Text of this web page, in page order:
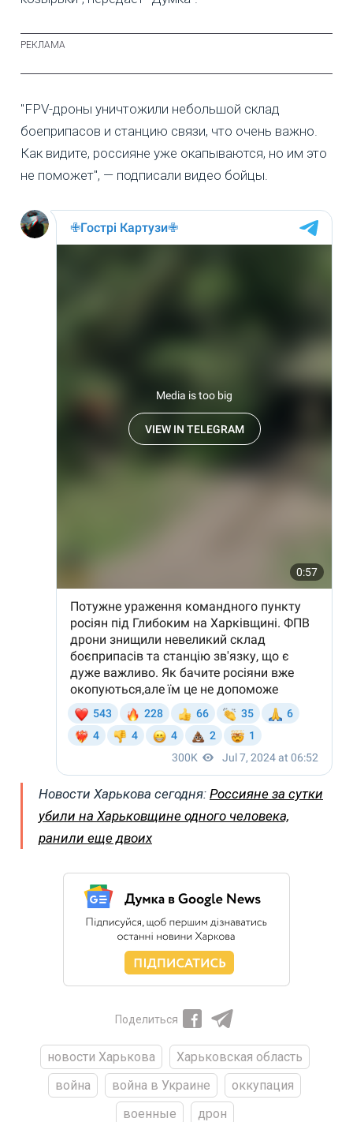
"FPV-дроны уничтожили небольшой склад
боеприпасов и станцию связи, что очень важно.
Как видите, россияне уже окапываются, но им это
не поможет", — подписали видео бойцы.
Новости Харькова сегодня: Россияне за сутки
убили на Харьковщине одного человека,
ранили еще двоих
Поделиться
новости Харькова
Харьковская область
война
война в Украине
оккупация
военные
дрон